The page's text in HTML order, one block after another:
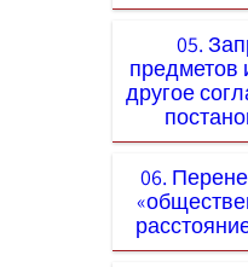
05.
предметов
другое
06.